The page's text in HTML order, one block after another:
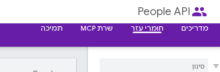
people
People API
מדריכים
חומרי עזר שרת MCP תמיכה